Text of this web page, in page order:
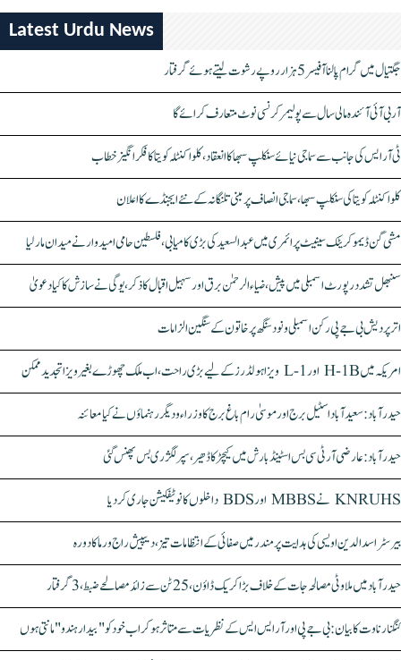
Latest Urdu News
جگتیال میں گرام پالنا آفیسر 5 ہزار روپے رشوت لیتے ہوئے گرفتار
آر بی آئی آئندہ مالی سال سے پولیمر کرنسی نوٹ متعارف کرائے گا
ٹی آر ایس کی جانب سے سماجی نیائے سنکلپ سبھا کا انعقاد، کلواکنٹلہ کویتا کا فکر انگیز خطاب
کلواکنٹلہ کویتا کی سنکلپ سبھا، سماجی انصاف پر مبنی تلنگانہ کے نئے ایجنڈے کا اعلان
مشی گن ڈیموکریٹک سینیٹ پرائمری میں عبدالسعید کی بڑی کامیابی، فلسطین حامی امیدوار نے میدان مار لیا
سنبھل تشدد رپورٹ اسمبلی میں پیش، ضیاء الرحمٰن برق اور سہیل اقبال کا ذکر، یوگی نے سازش کا کیا دعویٰ
اتر پردیش بی جے پی رکن اسمبلی ونود سنگھ پر خاتون کے سنگین الزامات
امریکہ میں H-1B اور L-1 ویزا ہولڈرز کے لیے بڑی راحت، اب ملک چھوڑے بغیر ویزا تجدید ممکن
حیدرآباد: سعیدآباد اسٹیل برج اور موسیٰ رام باغ برج کا وزراء و دیگر رہنماؤں نے کیا معائنہ
حیدرآباد: عارضی آر ٹی سی بس اسٹینڈ بارش میں کیچڑ کا ڈھیر، سپر لگژری بس پھنس گئی
KNRUHS نے MBBS اور BDS داخلوں کا نوٹیفکیشن جاری کر دیا
بیرسٹر اسدالدین اویسی کی ہدایت پر مندر میں صفائی کے انتظامات تیز، دیپیش راج ورما کا دورہ
حیدرآباد میں ملاوٹی مصالحہ جات کے خلاف بڑا کریک ڈاؤن، 25 ٹن سے زائد مصالحے ضبط، 3 گرفتار
کنگنا رناوت کا بیان: بی جے پی اور آر ایس ایس کے نظریات سے متاثر ہو کر اب خود کو "بیدار ہندو" مانتی ہوں